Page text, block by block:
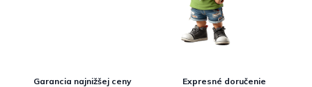
Garancia najnižšej ceny
Expresné doručenie